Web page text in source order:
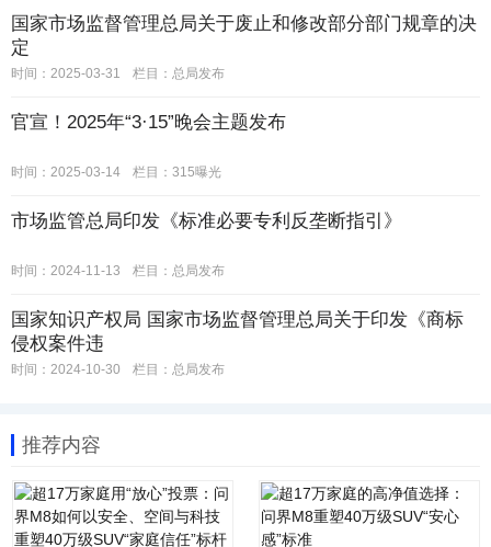
国家市场监督管理总局关于废止和修改部分部门规章的决
定
时间：2025-03-31 栏目： 总局发布
官宣！2025年“3·15”晚会主题发布
时间：2025-03-14 栏目： 315曝光
市场监管总局印发《标准必要专利反垄断指引》
时间：2024-11-13 栏目： 总局发布
国家知识产权局 国家市场监督管理总局关于印发《商标
侵权案件违
时间：2024-10-30 栏目： 总局发布
推荐内容